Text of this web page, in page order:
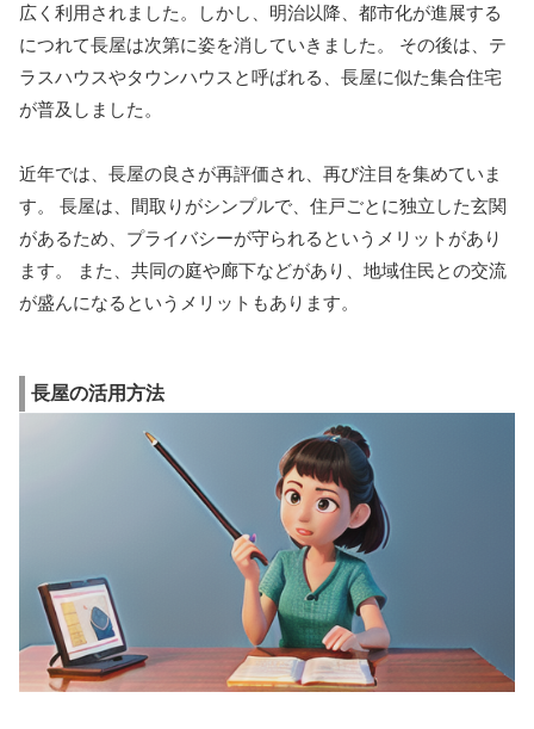
広く利用されました。しかし、明治以降、都市化が進展する
につれて長屋は次第に姿を消していきました。 その後は、テ
ラスハウスやタウンハウスと呼ばれる、長屋に似た集合住宅
が普及しました。
近年では、長屋の良さが再評価され、再び注目を集めていま
す。 長屋は、間取りがシンプルで、住戸ごとに独立した玄関
があるため、プライバシーが守られるというメリットがあり
ます。 また、共同の庭や廊下などがあり、地域住民との交流
が盛んになるというメリットもあります。
長屋の活用方法